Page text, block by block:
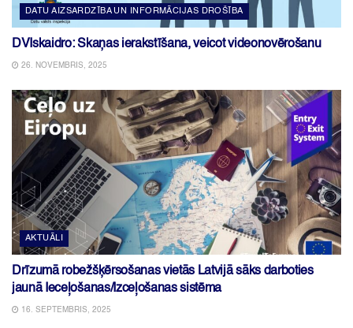
DATU AIZSARDZĪBA UN INFORMĀCIJAS DROŠĪBA
DVIskaidro: Skaņas ierakstīšana, veicot videonovērošanu
26. NOVEMBRIS, 2025
AKTUĀLI
Drīzumā robežšķērsošanas vietās Latvijā sāks darboties
jaunā Ieceļošanas/Izceļošanas sistēma
16. SEPTEMBRIS, 2025